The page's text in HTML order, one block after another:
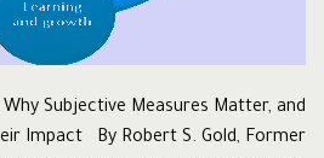
Subjective Measures Matter, and
Impact By Robert S. Gold, Former